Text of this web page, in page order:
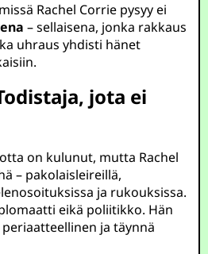
Rachel Corrie pysyy ei
– sellaisena, jonka rakkaus
uhraus yhdisti hänet
jota ei
on kulunut, mutta Rachel
– pakolaisleireillä,
ja rukouksissa.
eikä poliitikko. Hän
ja täynnä